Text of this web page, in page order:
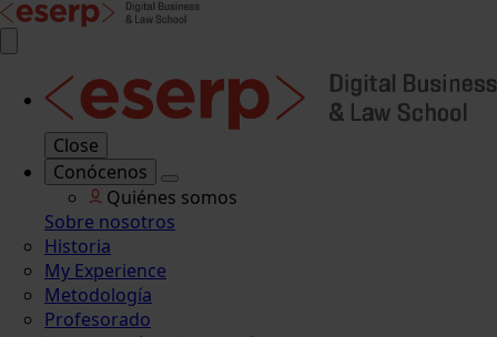
Close
Conócenos
Quiénes somos
Sobre nosotros
Historia
My Experience
Metodología
Profesorado